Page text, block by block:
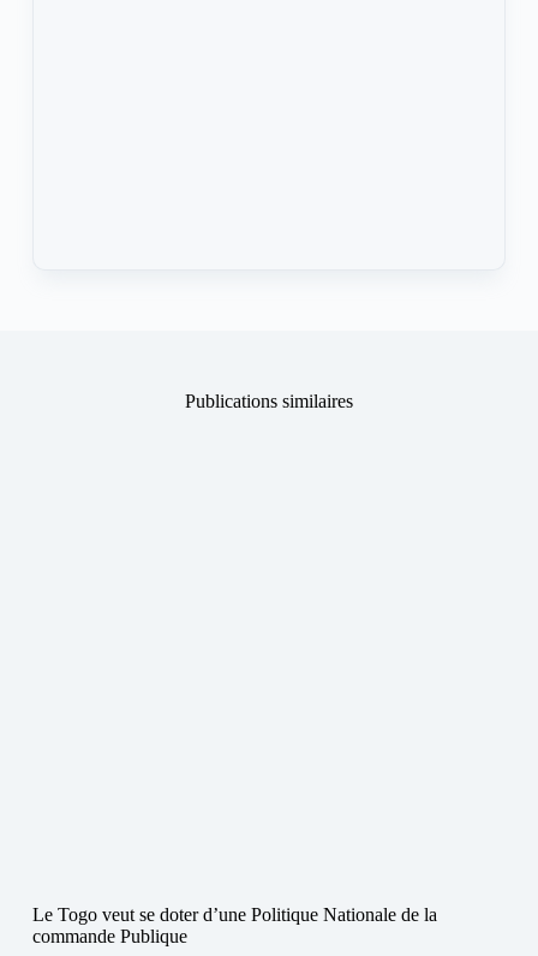
Publications similaires
Le Togo veut se doter d’une Politique Nationale de la
commande Publique